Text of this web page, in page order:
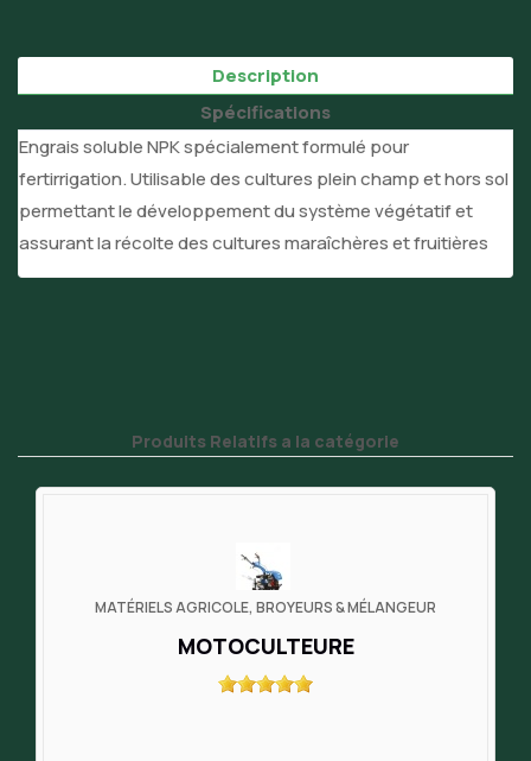
Description
Spécifications
Engrais soluble NPK spécialement formulé pour
fertirrigation. Utilisable des cultures plein champ et hors sol
permettant le développement du système végétatif et
assurant la récolte des cultures maraîchères et fruitières
Produits Relatifs a la catégorie
MATÉRIELS AGRICOLE, BROYEURS & MÉLANGEUR
MOTOCULTEURE